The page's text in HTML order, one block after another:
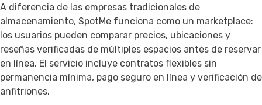
A diferencia de las empresas tradicionales de
almacenamiento, SpotMe funciona como un marketplace:
los usuarios pueden comparar precios, ubicaciones y
reseñas verificadas de múltiples espacios antes de reservar
en línea. El servicio incluye contratos flexibles sin
permanencia mínima, pago seguro en línea y verificación de
anfitriones.